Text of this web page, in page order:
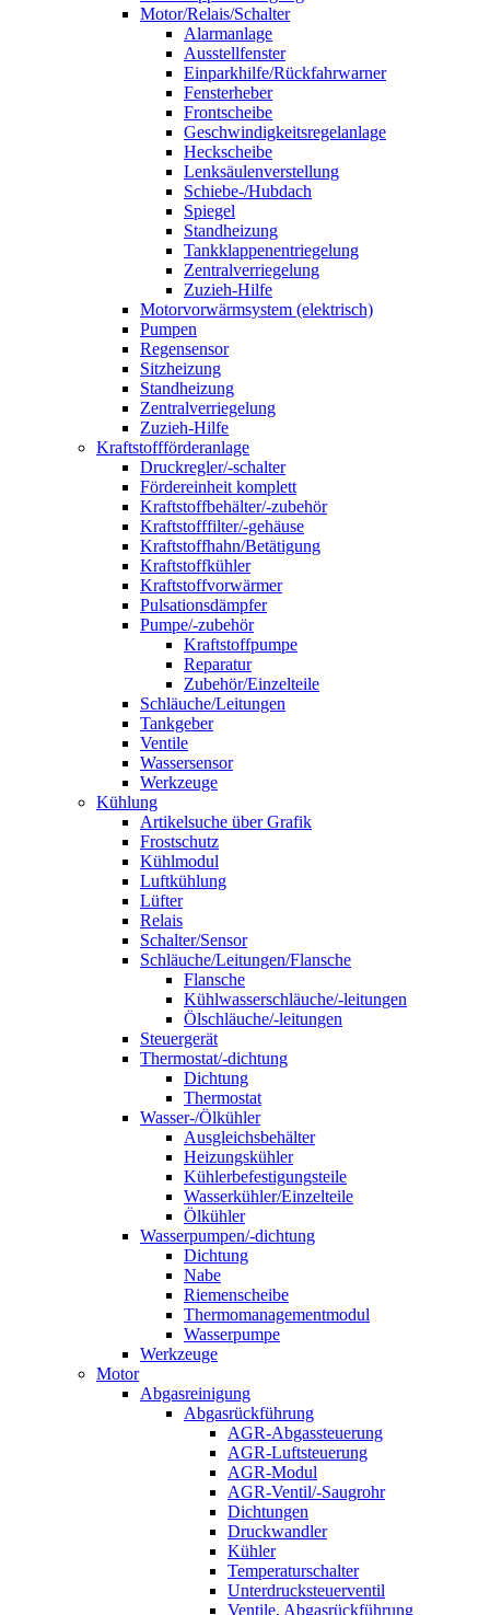
Motor/Relais/Schalter
Alarmanlage
Ausstellfenster
Einparkhilfe/Rückfahrwarner
Fensterheber
Frontscheibe
Geschwindigkeitsregelanlage
Heckscheibe
Lenksäulenverstellung
Schiebe-/Hubdach
Spiegel
Standheizung
Tankklappenentriegelung
Zentralverriegelung
Zuzieh-Hilfe
Motorvorwärmsystem (elektrisch)
Pumpen
Regensensor
Sitzheizung
Standheizung
Zentralverriegelung
Zuzieh-Hilfe
Kraftstoffförderanlage
Druckregler/-schalter
Fördereinheit komplett
Kraftstoffbehälter/-zubehör
Kraftstofffilter/-gehäuse
Kraftstoffhahn/Betätigung
Kraftstoffkühler
Kraftstoffvorwärmer
Pulsationsdämpfer
Pumpe/-zubehör
Kraftstoffpumpe
Reparatur
Zubehör/Einzelteile
Schläuche/Leitungen
Tankgeber
Ventile
Wassersensor
Werkzeuge
Kühlung
Artikelsuche über Grafik
Frostschutz
Kühlmodul
Luftkühlung
Lüfter
Relais
Schalter/Sensor
Schläuche/Leitungen/Flansche
Flansche
Kühlwasserschläuche/-leitungen
Ölschläuche/-leitungen
Steuergerät
Thermostat/-dichtung
Dichtung
Thermostat
Wasser-/Ölkühler
Ausgleichsbehälter
Heizungskühler
Kühlerbefestigungsteile
Wasserkühler/Einzelteile
Ölkühler
Wasserpumpen/-dichtung
Dichtung
Nabe
Riemenscheibe
Thermomanagementmodul
Wasserpumpe
Werkzeuge
Motor
Abgasreinigung
Abgasrückführung
AGR-Abgassteuerung
AGR-Luftsteuerung
AGR-Modul
AGR-Ventil/-Saugrohr
Dichtungen
Druckwandler
Kühler
Temperaturschalter
Unterdrucksteuerventil
Ventile, Abgasrückführung